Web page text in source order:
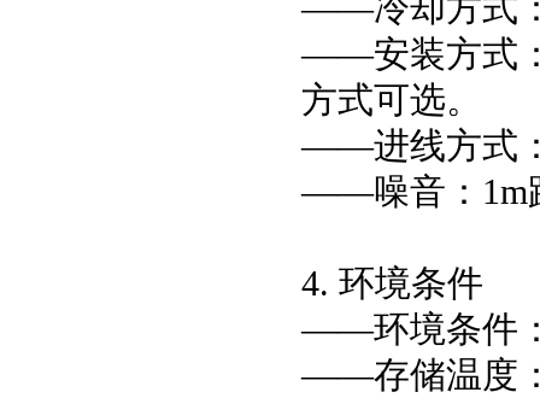
——冷却方式
——安装方式
方式可选。
——进线方式
——噪音：1m
4. 环境条件
——环境条件
——存储温度